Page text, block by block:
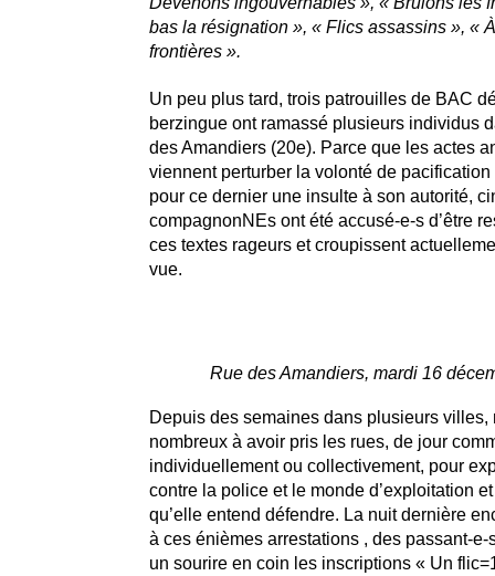
bas la résignation », « Flics assassins », «
frontières ».
Un peu plus tard, trois patrouilles de BAC
berzingue ont ramassé plusieurs individus
des Amandiers (20e). Parce que les actes
viennent perturber la volonté de
pour ce dernier une insulte à son autorité,
compagnonNEs ont été accusé-e-s d’être
ces textes rageurs et croupissent
vue.
Rue des Amandiers, mardi 16
Depuis des semaines dans plusieurs villes,
nombreux à avoir pris les rues, de jour
individuellement ou collectivement, pour
contre la police et le monde d’exploitation
qu’elle entend défendre. La nuit dernière
à ces énièmes arrestations , des passant-e-
un sourire en coin les inscriptions « Un